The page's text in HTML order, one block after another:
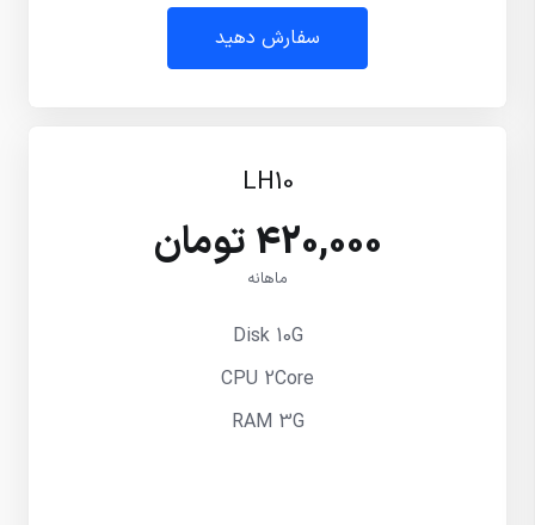
سفارش دهید
LH10
420,000 تومان
ماهانه
Disk 10G
CPU 2Core
RAM 3G